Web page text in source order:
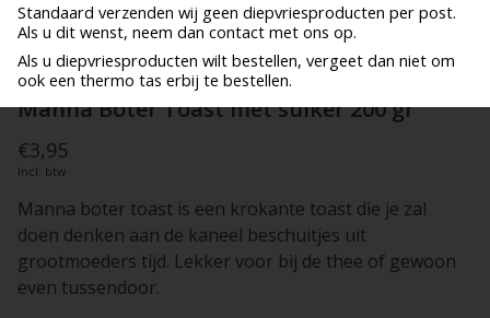
Standaard verzenden wij geen diepvriesproducten per post.
Als u dit wenst, neem dan contact met ons op.
Als u diepvriesproducten wilt bestellen, vergeet dan niet om
ook een thermo tas erbij te bestellen.
Manna Boter Toast met suiker 200 gr
€3,95
Incl. btw
Manna boter toast is een krokante toast die je zal
doen denken aan de kaneel beschuitjes uit
grootmoeders tijd. Lekker voor bij de thee of gewoon
even tussendoor.